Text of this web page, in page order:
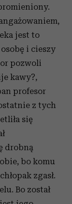
jest to
i cieszy
pozwoli
kawy?,
profesor
z tych
się
drobną
bo komu
zgasł.
Bo został